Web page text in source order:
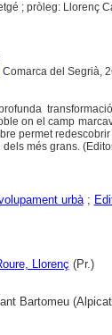
; pròleg: Llorenç
Comarca del Segrià,
on el camp
permet
més grans.
urbà;
Llorenç (Pr.)
Bartomeu